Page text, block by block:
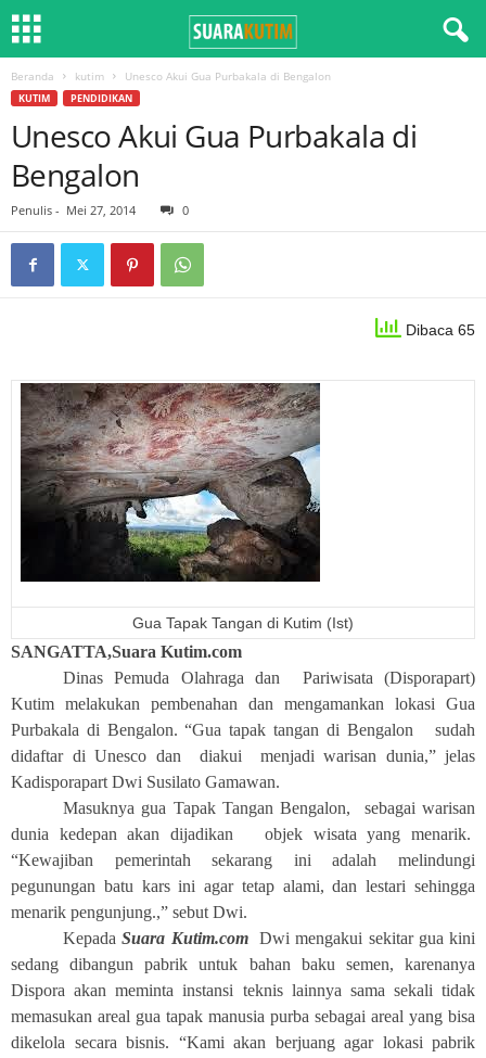
Beranda kutim Unesco Akui Gua Purbakala di Bengalon
KUTIM PENDIDIKAN
Unesco Akui Gua Purbakala di
Bengalon
Penulis - Mei 27, 2014 0
Dibaca 65
Gua Tapak Tangan di Kutim (Ist)
SANGATTA,Suara Kutim.com
Dinas Pemuda Olahraga dan
Pariwisata (Disporapart)
Kutim melakukan pembenahan dan mengamankan lokasi Gua
Purbakala di Bengalon. “Gua tapak tangan di Bengalon
sudah
didaftar di Unesco dan
diakui
menjadi warisan dunia,” jelas
Kadisporapart Dwi Susilato Gamawan.
Masuknya gua Tapak Tangan Bengalon,
sebagai warisan
dunia kedepan akan dijadikan
objek wisata yang menarik.
“Kewajiban pemerintah sekarang ini adalah melindungi
pegunungan batu kars ini agar tetap alami, dan lestari sehingga
menarik pengunjung.,” sebut Dwi.
KepadaSuara Kutim.comDwi mengakui sekitar gua kini
sedang dibangun pabrik untuk bahan baku semen, karenanya
Dispora akan meminta instansi teknis lainnya sama sekali tidak
memasukan areal gua tapak manusia purba sebagai areal yang bisa
dikelola secara bisnis. “Kami akan berjuang agar lokasi pabrik